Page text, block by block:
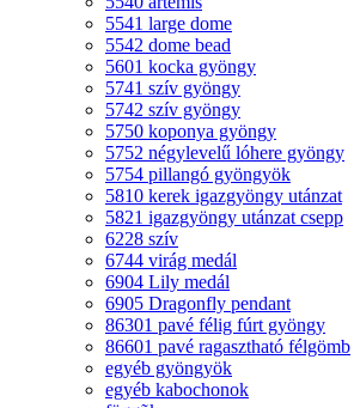
5541 large dome
5542 dome bead
5601 kocka gyöngy
5741 szív gyöngy
5742 szív gyöngy
5750 koponya gyöngy
5752 négylevelű lóhere gyöngy
5754 pillangó gyöngyök
5810 kerek igazgyöngy utánzat
5821 igazgyöngy utánzat csepp
6228 szív
6744 virág medál
6904 Lily medál
6905 Dragonfly pendant
86301 pavé félig fúrt gyöngy
86601 pavé ragasztható félgömb
egyéb gyöngyök
egyéb kabochonok